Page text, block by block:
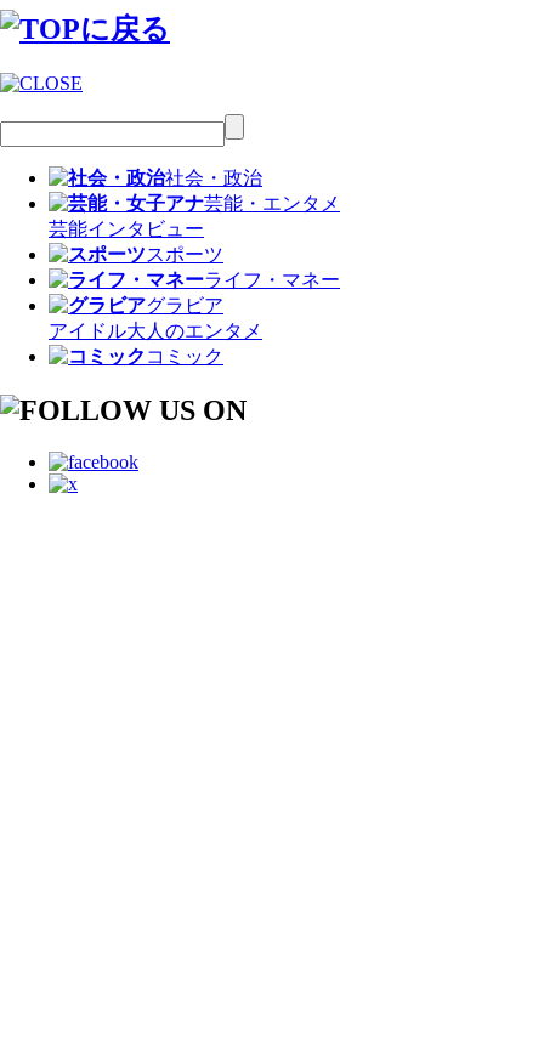
社会・政治
芸能・エンタメ
芸能インタビュー
スポーツ
ライフ・マネー
グラビア
アイドル大人のエンタメ
コミック